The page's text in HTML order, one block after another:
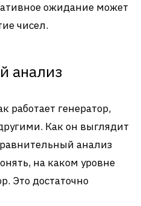
ожидание может
чисел.
анализ
работает генератор,
Как он выглядит
анализ
на каком уровне
Это достаточно